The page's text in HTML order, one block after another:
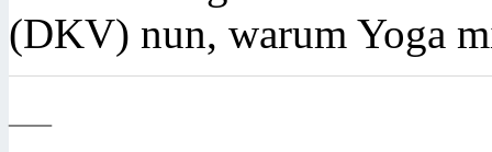
(DKV) nun, warum Yoga
—